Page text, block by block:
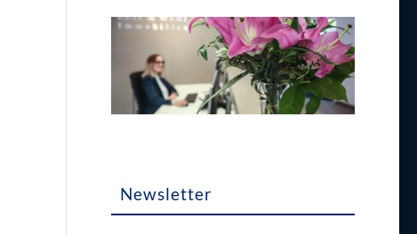
Newsletter